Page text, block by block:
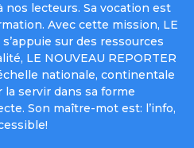
nos lecteurs. Sa vocation est
Avec cette mission, LE
sur des ressources
LE NOUVEAU REPORTER
nationale, continentale
servir dans sa forme
Son maître-mot est: l’info,